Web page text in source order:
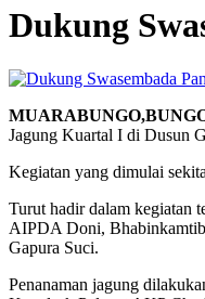
Dukung
Jagung Kuartal I di Dusun
Kegiatan yang dimulai
Turut hadir dalam kegiatan
AIPDA Doni,
Gapura Suci.
Penanaman jagung